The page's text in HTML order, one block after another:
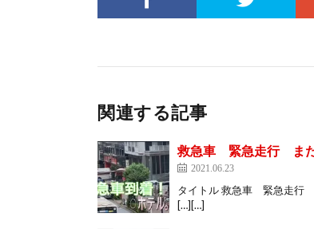
関連する記事
救急車 緊急走行 また
2021.06.23
タイトル 救急車 緊急走行
[…][…]